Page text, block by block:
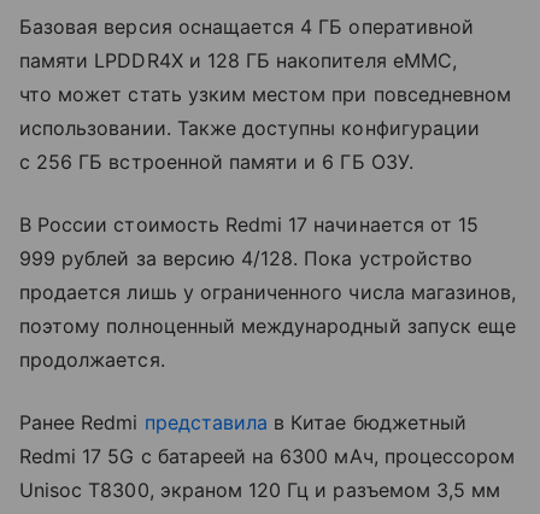
Базовая версия оснащается 4 ГБ оперативной
памяти LPDDR4X и 128 ГБ накопителя eMMC,
что может стать узким местом при повседневном
использовании. Также доступны конфигурации
с 256 ГБ встроенной памяти и 6 ГБ ОЗУ.
В России стоимость Redmi 17 начинается от 15
999 рублей за версию 4/128. Пока устройство
продается лишь у ограниченного числа магазинов,
поэтому полноценный международный запуск еще
продолжается.
Ранее Redmi представила в Китае бюджетный
Redmi 17 5G с батареей на 6300 мАч, процессором
Unisoc T8300, экраном 120 Гц и разъемом 3,5 мм